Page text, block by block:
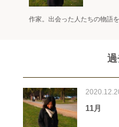
作家。出会った人たちの物語
11月